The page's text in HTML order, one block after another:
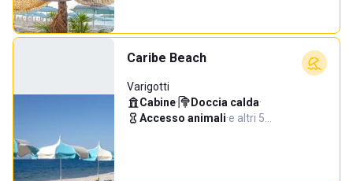
Caribe Beach
Varigotti
Cabine· Doccia calda·
Accesso animali·e altri 5…